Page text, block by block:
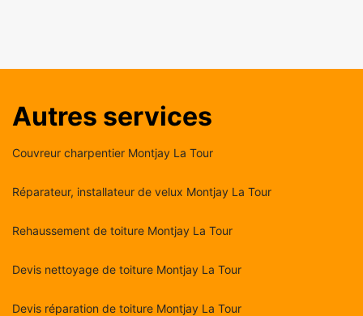
Autres services
Couvreur charpentier Montjay La Tour
Réparateur, installateur de velux Montjay La Tour
Rehaussement de toiture Montjay La Tour
Devis nettoyage de toiture Montjay La Tour
Devis réparation de toiture Montjay La Tour